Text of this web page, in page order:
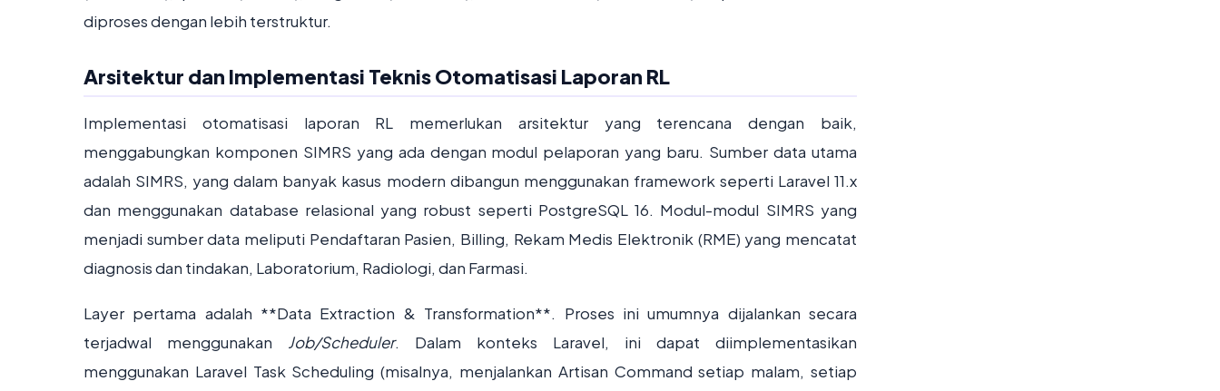
diproses dengan lebih terstruktur.
Arsitektur dan Implementasi Teknis Otomatisasi Laporan RL
Implementasi otomatisasi laporan RL memerlukan arsitektur yang terencana dengan baik,
menggabungkan komponen SIMRS yang ada dengan modul pelaporan yang baru. Sumber data utama
adalah SIMRS, yang dalam banyak kasus modern dibangun menggunakan framework seperti Laravel 11.x
dan menggunakan database relasional yang robust seperti PostgreSQL 16. Modul-modul SIMRS yang
menjadi sumber data meliputi Pendaftaran Pasien, Billing, Rekam Medis Elektronik (RME) yang mencatat
diagnosis dan tindakan, Laboratorium, Radiologi, dan Farmasi.
Layer pertama adalah **Data Extraction & Transformation**. Proses ini umumnya dijalankan secara
terjadwal menggunakan Job/Scheduler. Dalam konteks Laravel, ini dapat diimplementasikan
menggunakan Laravel Task Scheduling (misalnya, menjalankan Artisan Command setiap malam, setiap